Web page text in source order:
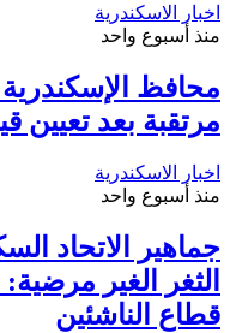
اخبار الاسكندرية
منذ أسبوع واحد
محافظ
مرتقبة بعد تعيين
اخبار الاسكندرية
منذ أسبوع واحد
جماهير الاتحاد
الثغر الغير
قطاع الناشئين